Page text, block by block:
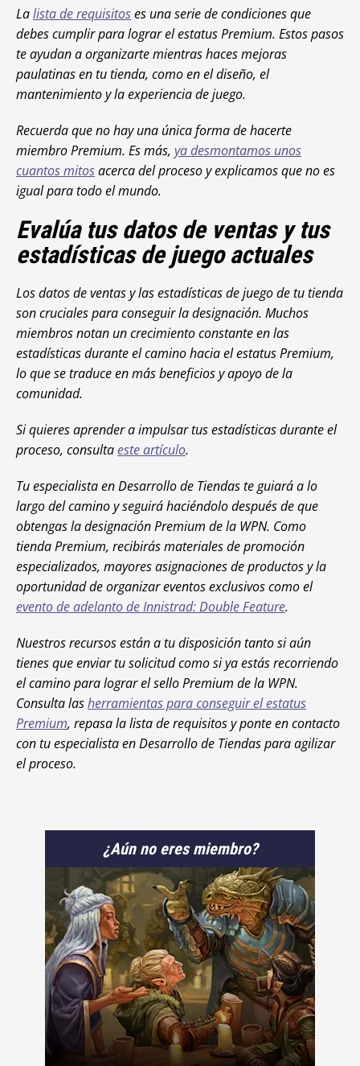
Lalista de requisitoses una serie de condiciones que
debes cumplir para lograr el estatus Premium. Estos pasos
te ayudan a organizarte mientras haces mejoras
paulatinas en tu tienda, como en el diseño, el
mantenimiento y la experiencia de juego.
Recuerda que no hay una única forma de hacerte
miembro Premium. Es más, ya desmontamos unos
cuantos mitosacerca del proceso y explicamos que no es
igual para todo el mundo.
Evalúa tus datos de ventas y tus
estadísticas de juego actuales
Los datos de ventas y las estadísticas de juego de tu tienda
son cruciales para conseguir la designación. Muchos
miembros notan un crecimiento constante en las
estadísticas durante el camino hacia el estatus Premium,
lo que se traduce en más beneficios y apoyo de la
comunidad.
Si quieres aprender a impulsar tus estadísticas durante el
proceso, consultaeste artículo.
Tu especialista en Desarrollo de Tiendas te guiará a lo
largo del camino y seguirá haciéndolo después de que
obtengas la designación Premium de la WPN. Como
tienda Premium, recibirás materiales de promoción
especializados, mayores asignaciones de productos y la
oportunidad de organizar eventos exclusivos como el
evento de adelanto deInnistrad: Double Feature.
Nuestros recursos están a tu disposición tanto si aún
tienes que enviar tu solicitud como si ya estás recorriendo
el camino para lograr el sello Premium de la WPN.
Consulta lasherramientas para conseguir el estatus
Premium, repasa la lista de requisitos y ponte en contacto
con tu especialista en Desarrollo de Tiendas para agilizar
el proceso.
¿Aún no eres miembro?